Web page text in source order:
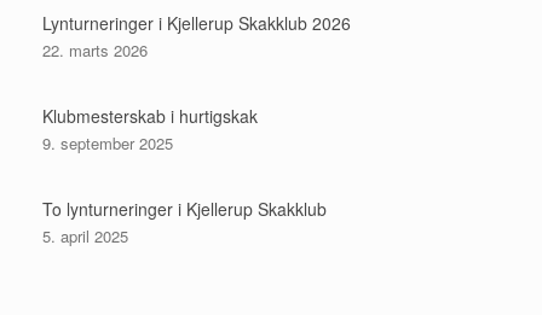
Lynturneringer i Kjellerup Skakklub 2026
22. marts 2026
Klubmesterskab i hurtigskak
9. september 2025
To lynturneringer i Kjellerup Skakklub
5. april 2025